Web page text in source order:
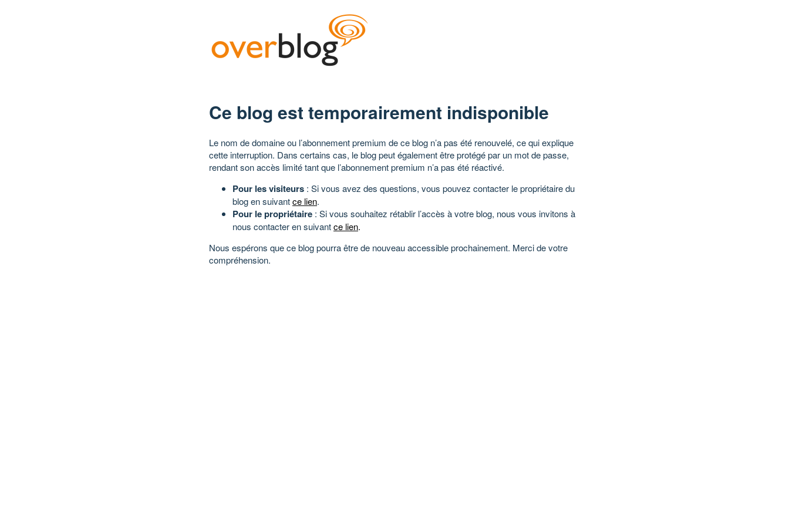
Ce blog est temporairement indisponible
Le nom de domaine ou l’abonnement premium de ce blog n’a pas été renouvelé, ce qui explique
cette interruption. Dans certains cas, le blog peut également être protégé par un mot de passe,
rendant son accès limité tant que l’abonnement premium n’a pas été réactivé.
Pour les visiteurs : Si vous avez des questions, vous pouvez contacter le propriétaire du
blog en suivantce lien.
Pour le propriétaire : Si vous souhaitez rétablir l’accès à votre blog, nous vous invitons à
nous contacter en suivantce lien.
Nous espérons que ce blog pourra être de nouveau accessible prochainement. Merci de votre
compréhension.